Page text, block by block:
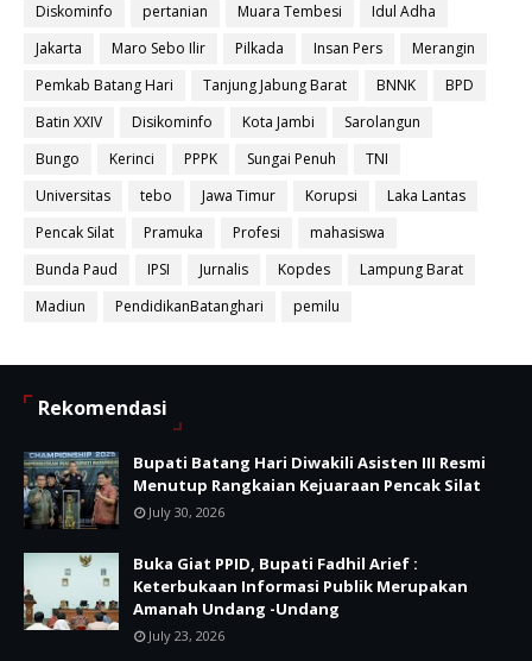
Diskominfo
pertanian Muara Tembesi
Idul Adha
Jakarta
Maro Sebo Ilir Pilkada Insan Pers
Merangin
Pemkab Batang Hari
Tanjung Jabung Barat BNNK
BPD
Batin XXIV
Disikominfo Kota Jambi
Sarolangun
Bungo
Kerinci PPPK Sungai Penuh
TNI
Universitas
tebo Jawa Timur Korupsi
Laka Lantas
Pencak Silat
Pramuka Profesi
mahasiswa
Bunda Paud
IPSI Jurnalis Kopdes
Lampung Barat
Madiun
PendidikanBatanghari pemilu
Rekomendasi
Bupati Batang Hari Diwakili Asisten III Resmi
Menutup Rangkaian Kejuaraan Pencak Silat
July 30, 2026
Buka Giat PPID, Bupati Fadhil Arief :
Keterbukaan Informasi Publik Merupakan
Amanah Undang -Undang
July 23, 2026